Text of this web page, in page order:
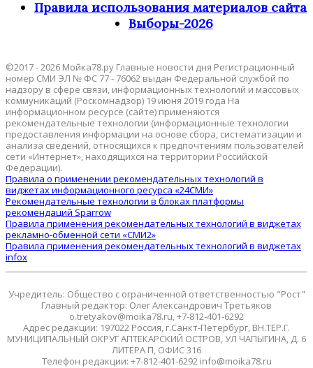
Правила использования материалов сайта
Выборы-2026
©2017 - 2026 Мойка78.ру Главные новости дня Регистрационный
номер СМИ ЭЛ № ФС 77 - 76062 выдан Федеральной службой по
надзору в сфере связи, информационных технологий и массовых
коммуникаций (Роскомнадзор) 19 июня 2019 года На
информационном ресурсе (сайте) применяются
рекомендательные технологии (информационные технологии
предоставления информации на основе сбора, систематизации и
анализа сведений, относящихся к предпочтениям пользователей
сети «Интернет», находящихся на территории Российской
Федерации).
Правила о применении рекомендательных технологий в
виджетах информационного ресурса «24СМИ»
Рекомендательные технологии в блоках платформы
рекомендаций Sparrow
Правила применения рекомендательных технологий в виджетах
рекламно-обменной сети «СМИ2»
Правила применения рекомендательных технологий в виджетах
infox
Учредитель: Общество с ограниченной ответственностью "Рост"
Главный редактор: Олег Александрович Третьяков
o.tretyakov@moika78.ru, +7-812-401-6292
Адрес редакции: 197022 Россия, г.Санкт-Петербург, ВН.ТЕР.Г.
МУНИЦИПАЛЬНЫЙ ОКРУГ АПТЕКАРСКИЙ ОСТРОВ, УЛ ЧАПЫГИНА, Д. 6
ЛИТЕРА П, ОФИС 316
Телефон редакции: +7-812-401-6292 info@moika78.ru